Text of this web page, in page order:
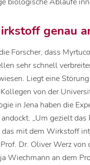
genau
Forscher, dass
sehr schnell
Liegt eine
von der
in Jena haben die
„Um gezielt
das mit dem Wirkstoff
Dr. Oliver Werz
Wiechmann an dem